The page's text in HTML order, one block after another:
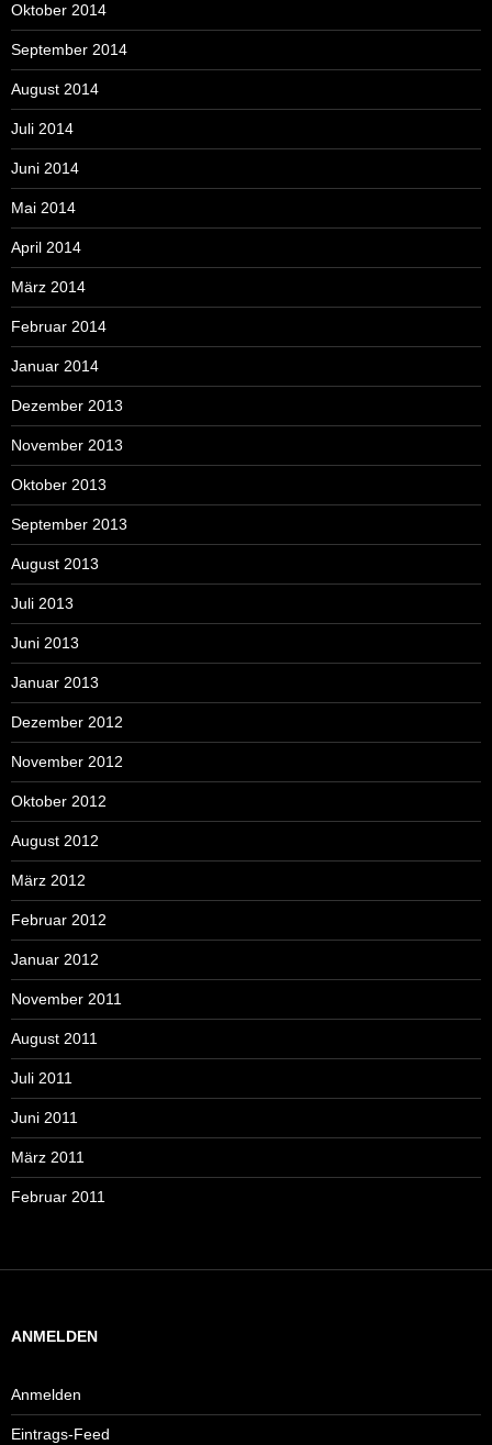
Oktober 2014
September 2014
August 2014
Juli 2014
Juni 2014
Mai 2014
April 2014
März 2014
Februar 2014
Januar 2014
Dezember 2013
November 2013
Oktober 2013
September 2013
August 2013
Juli 2013
Juni 2013
Januar 2013
Dezember 2012
November 2012
Oktober 2012
August 2012
März 2012
Februar 2012
Januar 2012
November 2011
August 2011
Juli 2011
Juni 2011
März 2011
Februar 2011
ANMELDEN
Anmelden
Eintrags-Feed